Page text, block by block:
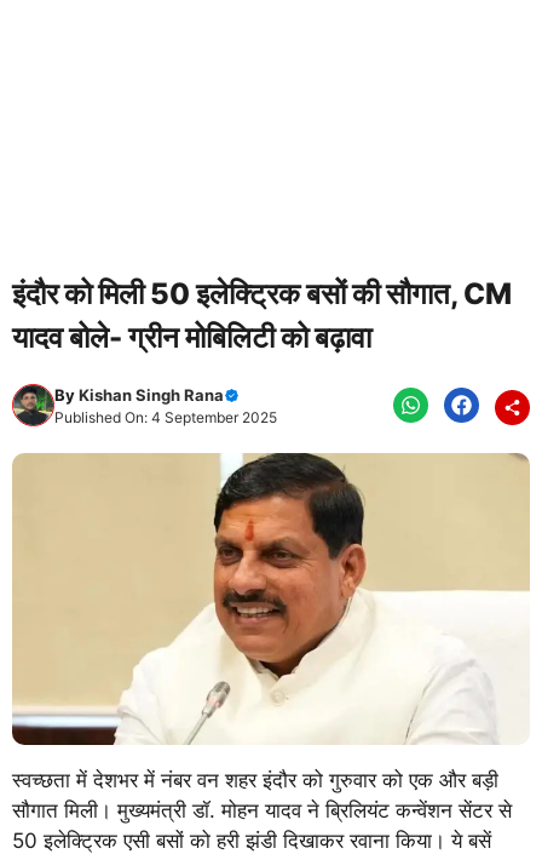
इंदौर को मिली 50 इलेक्ट्रिक बसों की सौगात, CM
यादव बोले- ग्रीन मोबिलिटी को बढ़ावा
ByKishan Singh Rana
Published On: 4 September 2025
स्वच्छता में देशभर में नंबर वन शहर इंदौर को गुरुवार को एक और बड़ी
सौगात मिली। मुख्यमंत्री डॉ. मोहन यादव ने ब्रिलियंट कन्वेंशन सेंटर से
50 इलेक्ट्रिक एसी बसों को हरी झंडी दिखाकर रवाना किया। ये बसें